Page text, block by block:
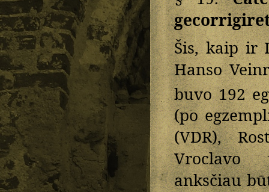
gecorrigiret
Šis, kaip ir
Hanso
buvo 192
(po
(VDR),
Vroclavo
anksčiau